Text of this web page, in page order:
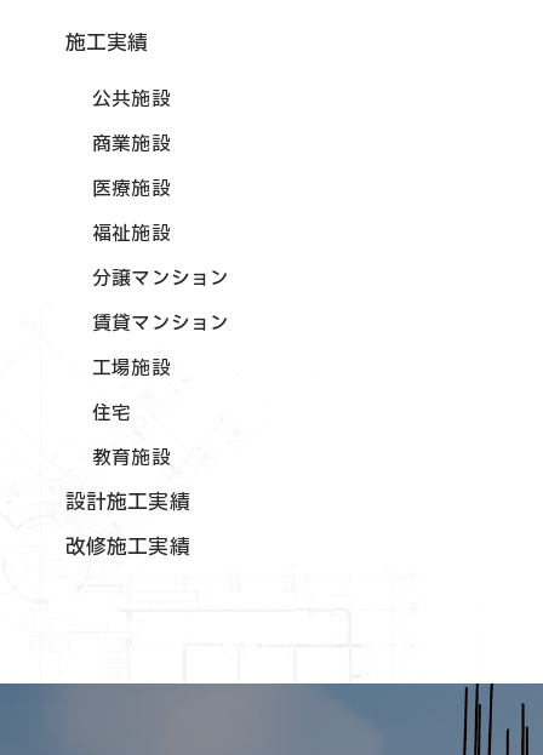
施工実績
公共施設
商業施設
医療施設
福祉施設
分譲マンション
賃貸マンション
工場施設
住宅
教育施設
設計施工実績
改修施工実績